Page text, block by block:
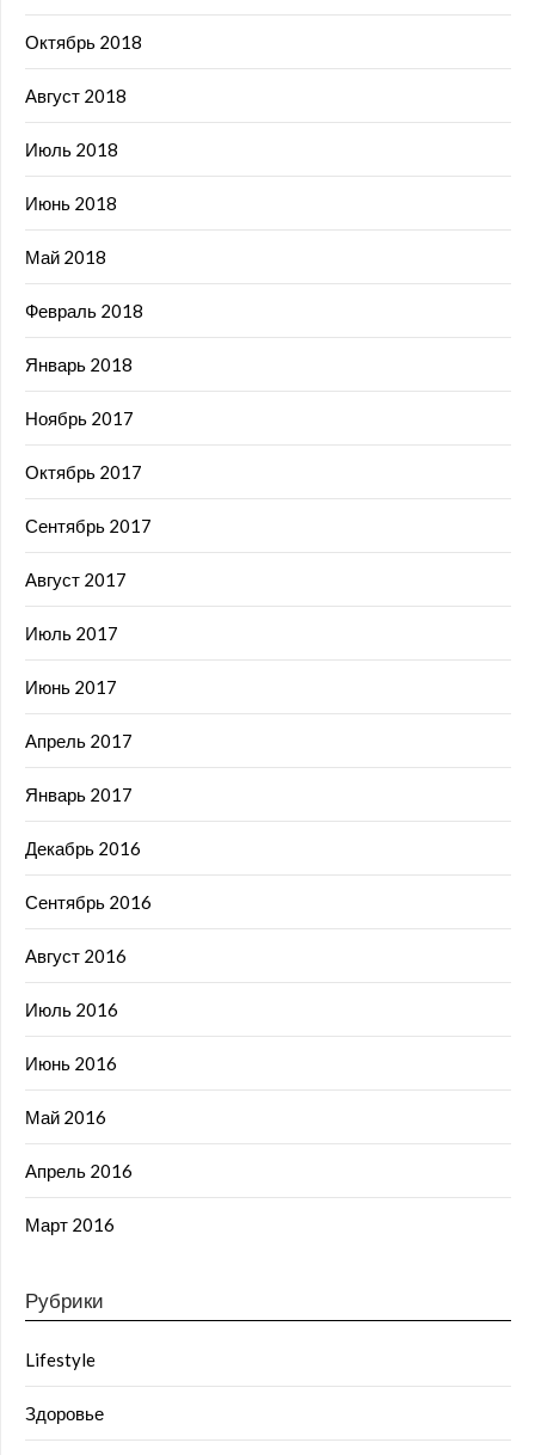
Октябрь 2018
Август 2018
Июль 2018
Июнь 2018
Май 2018
Февраль 2018
Январь 2018
Ноябрь 2017
Октябрь 2017
Сентябрь 2017
Август 2017
Июль 2017
Июнь 2017
Апрель 2017
Январь 2017
Декабрь 2016
Сентябрь 2016
Август 2016
Июль 2016
Июнь 2016
Май 2016
Апрель 2016
Март 2016
Рубрики
Lifestyle
Здоровье